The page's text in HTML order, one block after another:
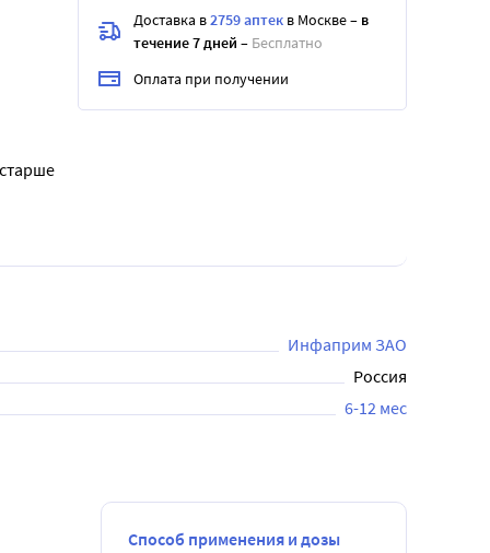
Доставка в2759 аптек в Москве– в
течение 7 дней – Бесплатно
Оплата при получении
Инфаприм ЗАО
Россия
6-12 мес
Способ применения и дозы